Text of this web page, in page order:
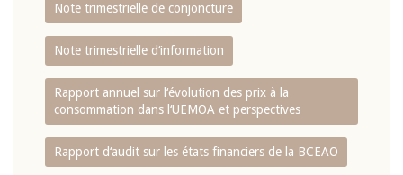
Note trimestrielle de conjoncture
Note trimestrielle d‘information
Rapport annuel sur l‘évolution des prix à la
consommation dans l‘UEMOA et perspectives
Rapport d‘audit sur les états financiers de la BCEAO